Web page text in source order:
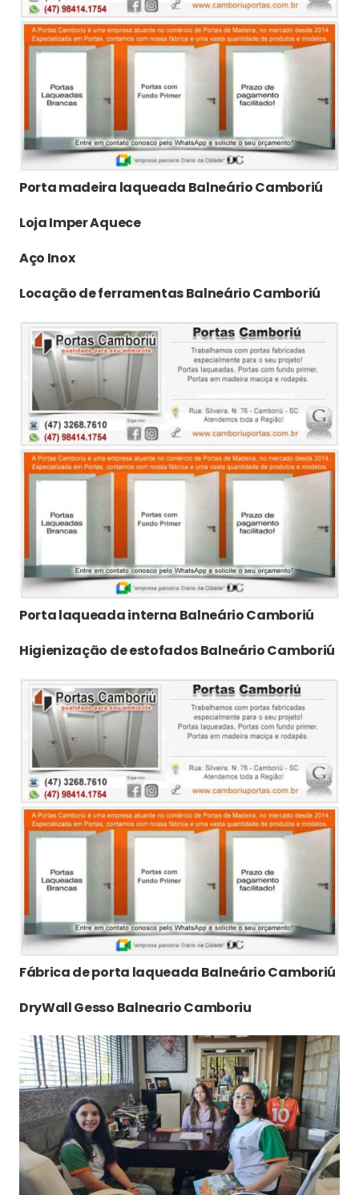
Porta madeira laqueada Balneário Camboriú
Loja Imper Aquece
Aço Inox
Locação de ferramentas Balneário Camboriú
Porta laqueada interna Balneário Camboriú
Higienização de estofados Balneário Camboriú
Fábrica de porta laqueada Balneário Camboriú
DryWall Gesso Balneario Camboriu